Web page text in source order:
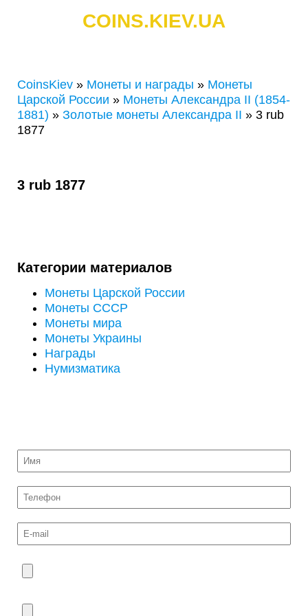
COINS.KIEV.UA
CoinsKiev » Монеты и награды » Монеты
Царской России » Монеты Александра II (1854-
1881) » Золотые монеты Александра II » 3 rub
1877
3 rub 1877
Категории материалов
Монеты Царской России
Монеты СССР
Монеты мира
Монеты Украины
Награды
Нумизматика